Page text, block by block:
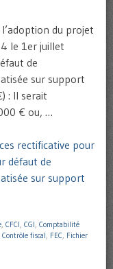
du projet
le 1er juillet
de
sur support
: Il serait
€ ou, …
rectificative pour
défaut de
sur support
, CFCI, CGI, Comptabilité
Contrôle fiscal, FEC, Fichier